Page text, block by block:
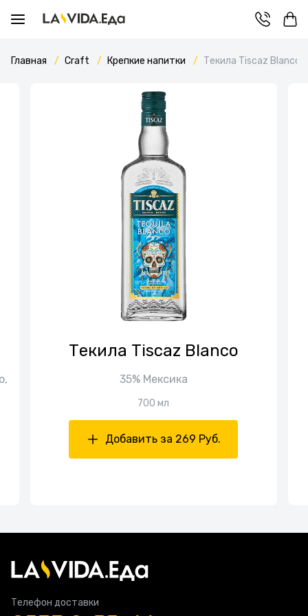
Главная Craft Крепкие напитки Текила Tiscaz Blanco
Текила Tiscaz Blanco
35% Мексика
700 мл
Добавить за 269 Руб.
Телефон доставки